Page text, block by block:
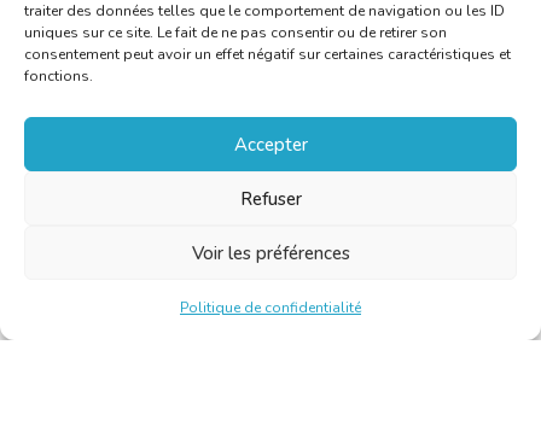
traiter des données telles que le comportement de navigation ou les ID
uniques sur ce site. Le fait de ne pas consentir ou de retirer son
consentement peut avoir un effet négatif sur certaines caractéristiques et
fonctions.
Accepter
Refuser
Voir les préférences
Politique de confidentialité